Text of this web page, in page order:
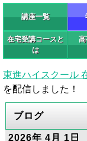
講座一覧
在宅受講コースと
は
東進ハイスクール
を配信しました！
ブログ
2026年 4月 1日